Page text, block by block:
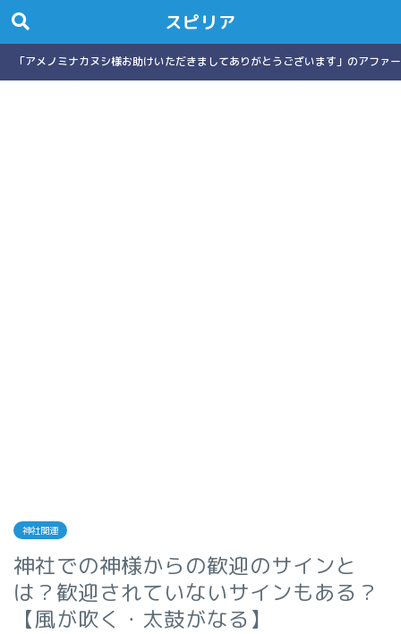
スピリア
「アメノミナカヌシ様お助けいただきましてありがとうございます」のアフ
神社関連
神社での神様からの歓迎のサインと
は？歓迎されていないサインもある？
【風が吹く・太鼓がなる】